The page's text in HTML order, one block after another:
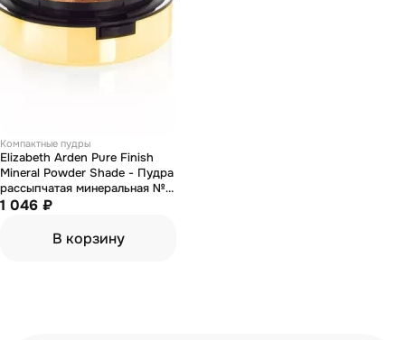
Компактные пудры
Elizabeth Arden Pure Finish
Mineral Powder Shade - Пудра
рассыпчатая минеральная №3
8,33
1 046 ₽
В корзину